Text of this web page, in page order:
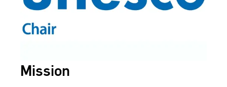
Mission